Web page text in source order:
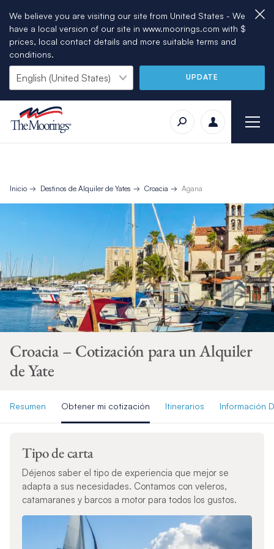
We believe you are visiting our site from United States - We
have a local version of our site in www.moorings.com with $
prices, local contact details and more suitable terms and
conditions.
UPDATE
Inicio Destinos de Alquiler de Yates Croacia Agana
Croacia – Cotización para un Alquiler
de Yate
Resumen Obtener mi cotización Itinerarios Información
Tipo de carta
Déjenos saber el tipo de experiencia que mejor se
adapta a sus necesidades. Contamos con veleros,
catamaranes y barcos a motor para todos los gustos.